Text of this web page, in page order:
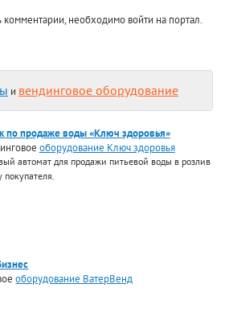
комментарии, необходимо войти на портал.
и вендинговое оборудование
по продаже воды «Ключ здоровья»
оборудование Ключ здоровья
автомат для продажи питьевой воды в розлив
покупателя.
оборудование ВатерВенд